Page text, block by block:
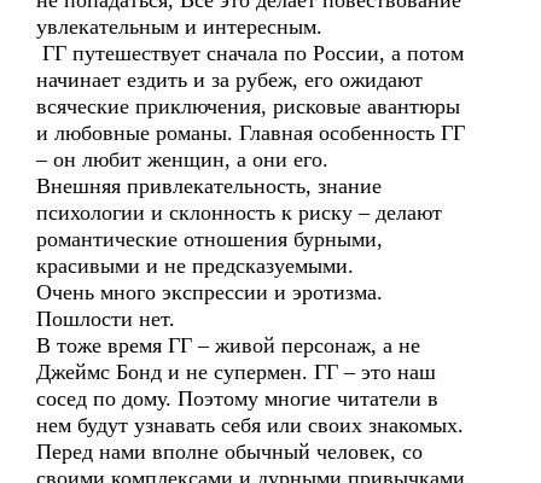
увлекательным и интересным.
ГГ путешествует сначала по России, а потом
начинает ездить и за рубеж, его ожидают
всяческие приключения, рисковые авантюры
и любовные романы. Главная особенность ГГ
– он любит женщин, а они его.
Внешняя привлекательность, знание
психологии и склонность к риску – делают
романтические отношения бурными,
красивыми и не предсказуемыми.
Очень много экспрессии и эротизма.
Пошлости нет.
В тоже время ГГ – живой персонаж, а не
Джеймс Бонд и не супермен. ГГ – это наш
сосед по дому. Поэтому многие читатели в
нем будут узнавать себя или своих знакомых.
Перед нами вполне обычный человек, со
своими комплексами и дурными привычками.